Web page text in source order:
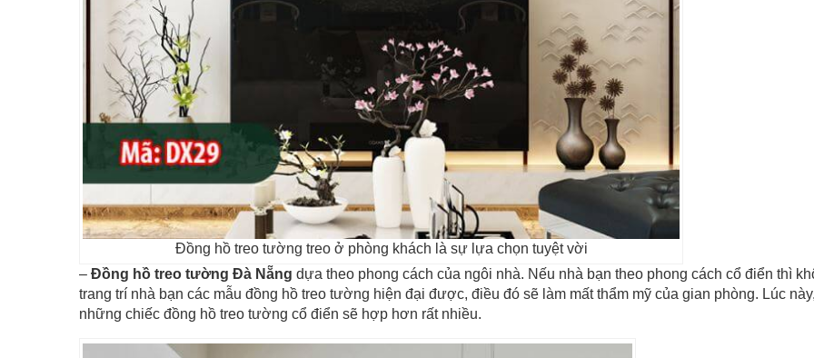
Đồng hồ treo tường treo ở phòng khách là sự lựa chọn tuyệt vời
– Đồng hồ treo tường Đà Nẵng dựa theo phong cách của ngôi nhà. Nếu nhà bạn theo phong cách cổ điển thì
trang trí nhà bạn các mẫu đồng hồ treo tường hiện đại được, điều đó sẽ làm mất thẩm mỹ của gian phòng. Lúc
những chiếc đồng hồ treo tường cổ điển sẽ hợp hơn rất nhiều.